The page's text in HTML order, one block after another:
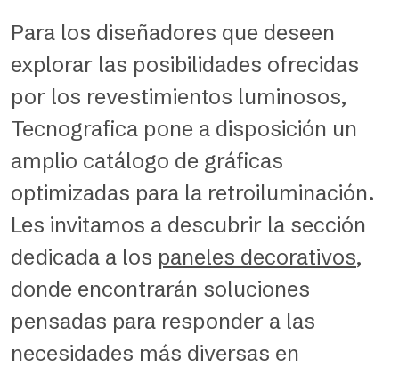
Para los diseñadores que deseen
explorar las posibilidades ofrecidas
por los revestimientos luminosos,
Tecnografica pone a disposición un
amplio catálogo de gráficas
optimizadas para la retroiluminación.
Les invitamos a descubrir la sección
dedicada a los paneles decorativos,
donde encontrarán soluciones
pensadas para responder a las
necesidades más diversas en